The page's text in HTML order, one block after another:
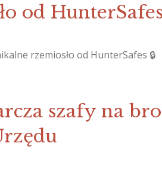
od HunterSafes
rzemiosło od HunterSafes 🔒
szafy na